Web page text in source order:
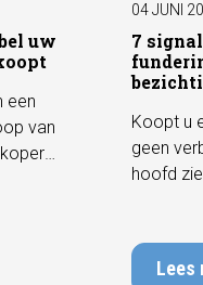
uw
een
van
04 JUNI
7
Koopt u
geen
hoofd
met
tot Lees